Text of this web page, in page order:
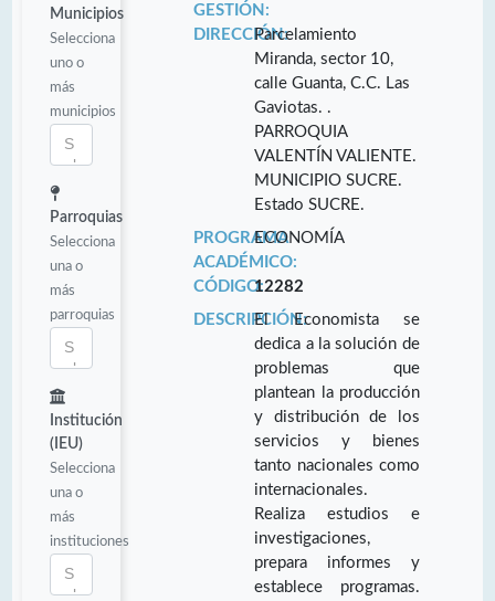
Municipios
Selecciona
uno o
más
municipios
Parroquias
Selecciona
una o
más
parroquias
Institución
(IEU)
Selecciona
una o
más
instituciones
GESTIÓN:
DIRECCIÓN:Parcelamiento
Miranda, sector 10,
calle Guanta, C.C. Las
Gaviotas. .
PARROQUIA
VALENTÍN VALIENTE.
MUNICIPIO SUCRE.
Estado SUCRE.
PROGRAMA
ACADÉMICO:
ECONOMÍA
CÓDIGO:12282
DESCRIPCIÓN:El Economista se
dedica a la solución de
problemas que
plantean la producción
y distribución de los
servicios y bienes
tanto nacionales como
internacionales.
Realiza estudios e
investigaciones,
prepara informes y
establece programas.